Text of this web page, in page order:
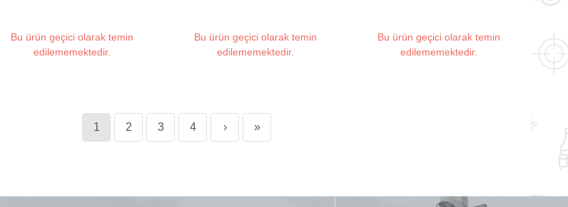
Bu ürün geçici olarak temin
edilememektedir.
Bu ürün geçici olarak temin
edilememektedir.
Bu ürün geçici olarak temin
edilememektedir.
1 2 3 4 › »